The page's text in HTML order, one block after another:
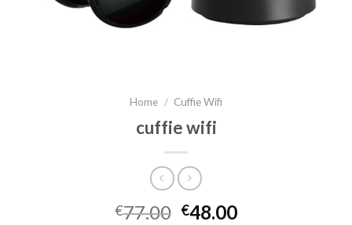
Home / Cuffie Wifi
cuffie wifi
€77.00 €48.00